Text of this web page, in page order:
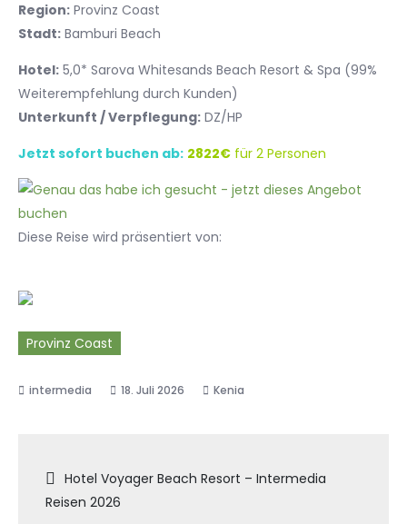
Region: Provinz Coast
Stadt: Bamburi Beach
Hotel: 5,0* Sarova Whitesands Beach Resort & Spa (99%
Weiterempfehlung durch Kunden)
Unterkunft / Verpflegung: DZ/HP
Jetzt sofort buchen ab: 2822€ für 2 Personen
Diese Reise wird präsentiert von:
Provinz Coast
18. Juli 2026 Kenia
Beitragsnavigation
Hotel Voyager Beach Resort – Intermedia
Reisen 2026